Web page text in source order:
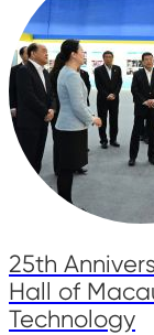
25th
Hall of
Technology